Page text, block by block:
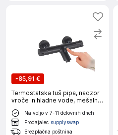
-85,91 €
Termostatska tuš pipa, nadzor
vroče in hladne vode, mešalna
pipa za kopalnico, mat črna E
Na voljo v 7-11 delovnih dneh
Prodajalec supplyswap
Brezplačna poštnina